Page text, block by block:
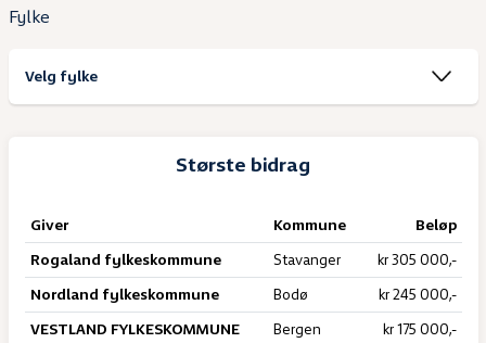
Fylke
Største bidrag
Giver Kommune Beløp
Rogaland fylkeskommune Stavanger kr 305 000,-
Nordland fylkeskommune Bodø kr 245 000,-
VESTLAND FYLKESKOMMUNE Bergen kr 175 000,-